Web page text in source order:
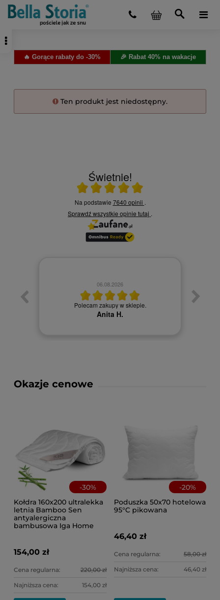
🔥 Gorące rabaty do -30% 🎉 Rabat 40% na wakacje
Ten produkt jest niedostępny.
Świetnie!
Ocena średnia 5 na 5
Na podstawie 7640 opinii .
Sprawdź wszystkie opinie tutaj .
06.08.2026
Polecam zakupy w sklepie.
Anita H.
Okazje cenowe
-30%
Kołdra 160x200 ultralekka
letnia Bamboo Sen
antyalergiczna
bambusowa Iga Home
154,00 zł
Cena regularna: 220,00 zł
Najniższa cena: 154,00 zł
-20%
Poduszka 50x70 hotelowa
95°C pikowana
46,40 zł
Cena regularna: 58,00 zł
Najniższa cena: 46,40 zł